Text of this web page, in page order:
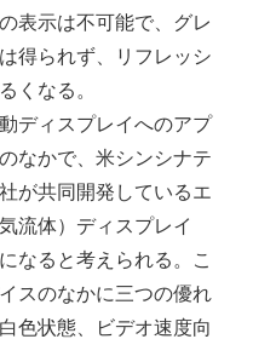
表示は不可能で、グレ
得られず、リフレッシ
くなる。
ディスプレイへのアプ
なかで、米シンシナテ
が共同開発しているエ
流体）ディスプレイ
なると考えられる。こ
スのなかに三つの優れ
色状態、ビデオ速度向